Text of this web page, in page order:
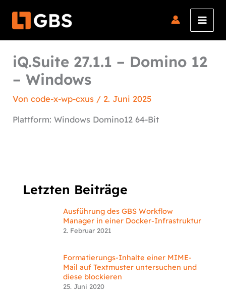
Inhalt
iQ.Suite 27.1.1 – Domino 12
– Windows
Voncode-x-wp-cxus / 2. Juni 2025
Plattform: Windows Domino12 64-Bit
Letzten Beiträge
Ausführung des GBS Workflow
Manager in einer Docker-Infrastruktur
2. Februar 2021
Formatierungs-Inhalte einer MIME-
Mail auf Textmuster untersuchen und
diese blockieren
25. Juni 2020